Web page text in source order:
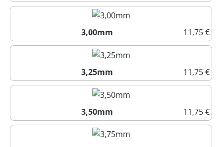
2,75mm
3,00mm
11,75 €
3,00mm
3,25mm
11,75 €
3,25mm
3,50mm
11,75 €
3,50mm